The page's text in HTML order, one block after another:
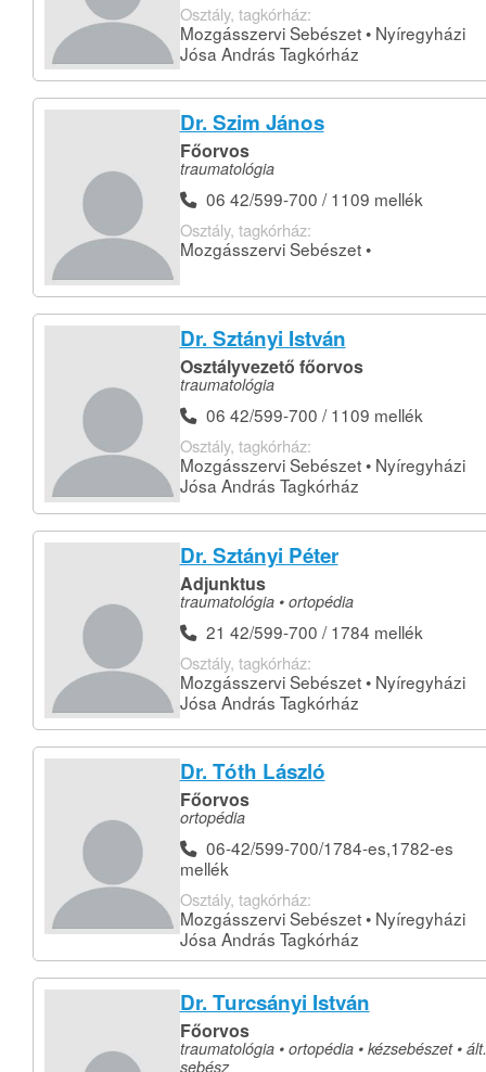
Osztály, tagkórház:
Mozgásszervi Sebészet • Nyíregyházi
Jósa András Tagkórház
Dr. Szim János
Főorvos
traumatológia
06 42/599-700 / 1109 mellék
Osztály, tagkórház:
Mozgásszervi Sebészet •
Dr. Sztányi István
Osztályvezető főorvos
traumatológia
06 42/599-700 / 1109 mellék
Osztály, tagkórház:
Mozgásszervi Sebészet • Nyíregyházi
Jósa András Tagkórház
Dr. Sztányi Péter
Adjunktus
traumatológia • ortopédia
21 42/599-700 / 1784 mellék
Osztály, tagkórház:
Mozgásszervi Sebészet • Nyíregyházi
Jósa András Tagkórház
Dr. Tóth László
Főorvos
ortopédia
06-42/599-700/1784-es,1782-es
mellék
Osztály, tagkórház:
Mozgásszervi Sebészet • Nyíregyházi
Jósa András Tagkórház
Dr. Turcsányi István
Főorvos
traumatológia • ortopédia • kézsebészet • ált.
sebész